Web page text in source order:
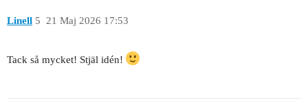
Linell 21 Maj 2026 17:53
5
Tack så mycket! Stjäl idén!